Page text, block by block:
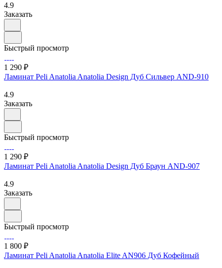
4.9
Заказать
Быстрый просмотр
1 290 ₽
Ламинат Peli Anatolia Anatolia Design Дуб Сильвер AND-910
4.9
Заказать
Быстрый просмотр
1 290 ₽
Ламинат Peli Anatolia Anatolia Design Дуб Браун AND-907
4.9
Заказать
Быстрый просмотр
1 800 ₽
Ламинат Peli Anatolia Anatolia Elite AN906 Дуб Кофейный